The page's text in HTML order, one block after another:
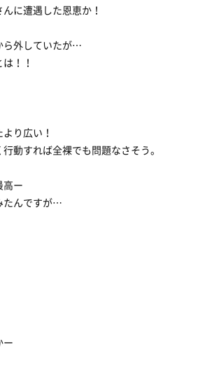
に遭遇した恩恵か！
ら外していたが…
！！
り広い！
動すれば全裸でも問題なさそう。
高ー
たんですが…